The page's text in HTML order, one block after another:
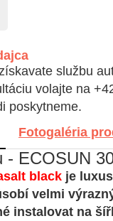
službu
volajte na
poskytneme.
Fotogaléria
- ECOSUN
black je
velmi
instalovat na